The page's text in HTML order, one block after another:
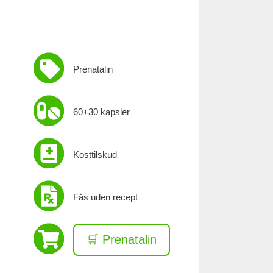
Prenatalin
60+30 kapsler
Kosttilskud
Fås uden recept
🛒 Prenatalin